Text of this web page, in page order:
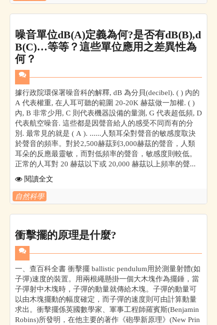
噪音單位dB(A)定義為何?是否有dB(B),d
B(C)…等等？這些單位應用之差異性為
何？
據行政院環保署噪音科的解釋, dB 為分貝(decibel). ( ) 內的
A 代表權重, 在人耳可聽的範圍 20-20K 赫茲做一加權. ( )
內, B 非常少用, C 則代表機器設備的量測, G 代表超低頻, D
代表航空噪音. 這些都是因聲音給人的感受不同而有的分
別. 最常見的就是 ( A ). ......人類耳朵對聲音的敏感度取決
於聲音的頻率。對於2,500赫茲到3,000赫茲的聲音，人類
耳朵的反應最靈敏，而對低頻率的聲音，敏感度則較低。
正常的人耳對 20 赫茲以下或 20,000 赫茲以上頻率的聲...
閱讀全文
自然科學
衝擊擺的原理是什麼?
一、查百科全書 衝擊擺 ballistic pendulum用於測量射體(如
子彈)速度的裝置。用兩根繩懸掛一個大木塊作為擺錘，當
子彈射中木塊時，子彈的動量就傳給木塊。子彈的動量可
以由木塊擺動的幅度確定，而子彈的速度則可由計算動量
求出。衝擊擺係英國數學家、軍事工程師羅賓斯(Benjamin
Robins)所發明，在他主要的著作《砲學新原理》(New Prin